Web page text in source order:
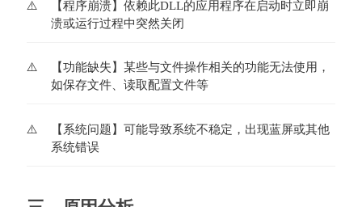
【程序崩溃】依赖此DLL的应用程序在启动时立即崩
溃或运行过程中突然关闭
【功能缺失】某些与文件操作相关的功能无法使用，
如保存文件、读取配置文件等
【系统问题】可能导致系统不稳定，出现蓝屏或其他
系统错误